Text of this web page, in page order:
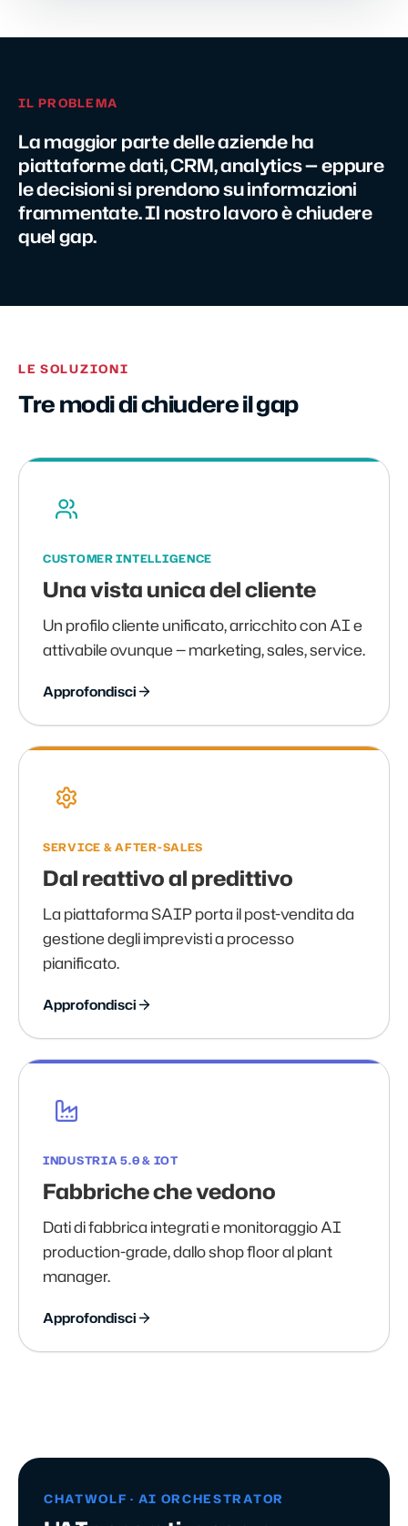
IL PROBLEMA
La maggior parte delle aziende ha
piattaforme dati, CRM, analytics — eppure
le decisioni si prendono su informazioni
frammentate. Il nostro lavoro è chiudere
quel gap.
LE SOLUZIONI
Tre modi di chiudere il gap
CUSTOMER INTELLIGENCE
Una vista unica del cliente
Un profilo cliente unificato, arricchito con AI e
attivabile ovunque — marketing, sales, service.
Approfondisci
SERVICE & AFTER-SALES
Dal reattivo al predittivo
La piattaforma SAIP porta il post-vendita da
gestione degli imprevisti a processo
pianificato.
Approfondisci
INDUSTRIA 5.0 & IOT
Fabbriche che vedono
Dati di fabbrica integrati e monitoraggio AI
production-grade, dallo shop floor al plant
manager.
Approfondisci
CHATWOLF · AI ORCHESTRATOR